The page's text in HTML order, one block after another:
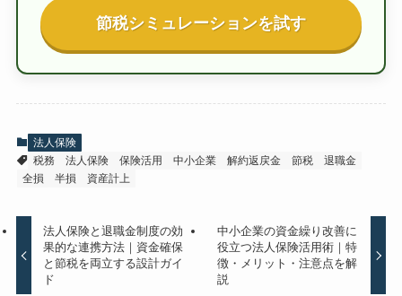
節税シミュレーションを試す
法人保険
税務
法人保険 保険活用 中小企業 解約返戻金 節税
退職金
全損
半損 資産計上
法人保険と退職金制度の効
果的な連携方法｜資金確保
と節税を両立する設計ガイ
ド
中小企業の資金繰り改善に
役立つ法人保険活用術｜特
徴・メリット・注意点を解
説